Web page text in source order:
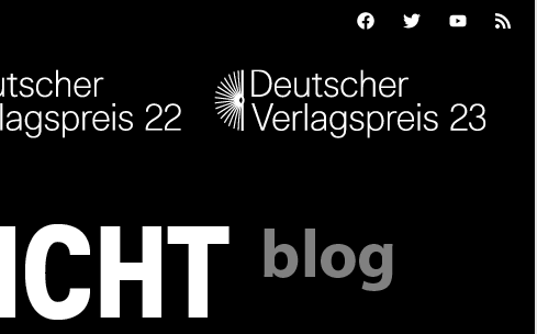
FacebookTwitterYoutubeFeed